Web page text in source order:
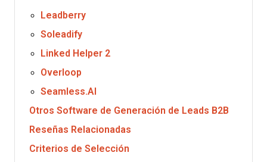
Leadberry
Soleadify
Linked Helper 2
Overloop
Seamless.AI
Otros Software de Generación de Leads B2B
Reseñas Relacionadas
Criterios de Selección